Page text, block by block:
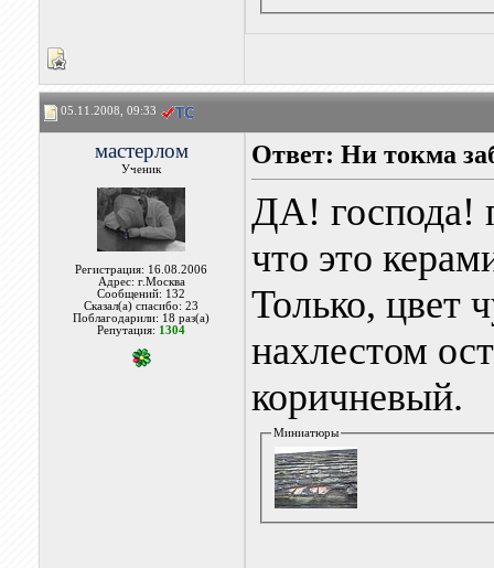
05.11.2008, 09:33
мастерлом
Ученик
Регистрация: 16.08.2006
Адрес: г.Москва
Сообщений: 132
Сказал(а) спасибо: 23
Поблагодарили: 18 раз(а)
Репутация: 1304
Ответ: Ни токма
ДА! господа!
что это
Только, цвет
нахлестом
коричневый.
Миниатюры